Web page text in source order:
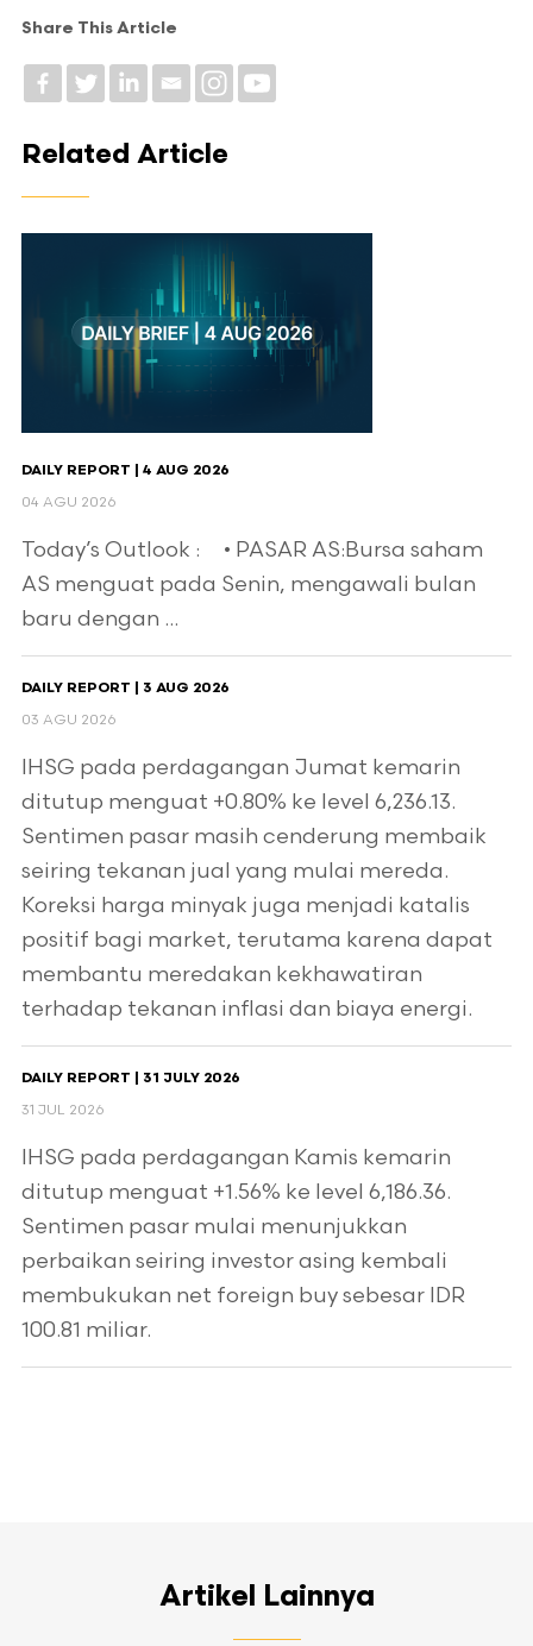
Share This Article
Related Article
DAILY REPORT | 4 AUG 2026
04 AGU 2026
Today’s Outlook : • PASAR AS:Bursa saham
AS menguat pada Senin, mengawali bulan
baru dengan ...
DAILY REPORT | 3 AUG 2026
03 AGU 2026
IHSG pada perdagangan Jumat kemarin
ditutup menguat +0.80% ke level 6,236.13.
Sentimen pasar masih cenderung membaik
seiring tekanan jual yang mulai mereda.
Koreksi harga minyak juga menjadi katalis
positif bagi market, terutama karena dapat
membantu meredakan kekhawatiran
terhadap tekanan inflasi dan biaya energi.
DAILY REPORT | 31 JULY 2026
31 JUL 2026
IHSG pada perdagangan Kamis kemarin
ditutup menguat +1.56% ke level 6,186.36.
Sentimen pasar mulai menunjukkan
perbaikan seiring investor asing kembali
membukukan net foreign buy sebesar IDR
100.81 miliar.
Artikel Lainnya